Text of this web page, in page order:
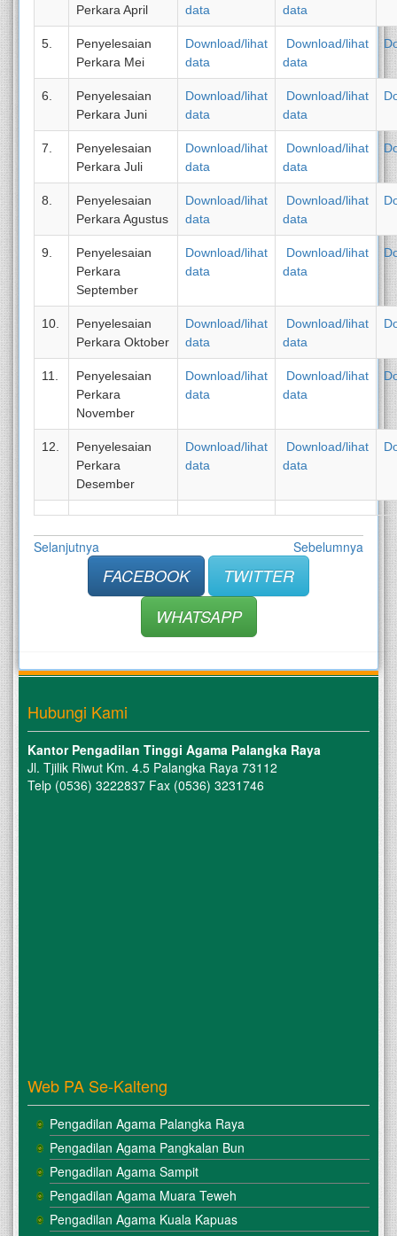
Perkara April
data
data
5.
Penyelesaian
Perkara Mei
Download/lihat
data
Download/lihat
data
6.
Penyelesaian
Perkara Juni
Download/lihat
data
Download/lihat
data
7.
Penyelesaian
Perkara Juli
Download/lihat
data
Download/lihat
data
8.
Penyelesaian
Perkara Agustus
Download/lihat
data
Download/lihat
data
9.
Penyelesaian
Perkara
September
Download/lihat
data
Download/lihat
data
10.
Penyelesaian
Perkara Oktober
Download/lihat
data
Download/lihat
data
11.
Penyelesaian
Perkara
November
Download/lihat
data
Download/lihat
data
12.
Penyelesaian
Perkara
Desember
Download/lihat
data
Download/lihat
data
Selanjutnya Sebelumnya
FACEBOOK
TWITTER
WHATSAPP
Hubungi Kami
Kantor Pengadilan Tinggi Agama Palangka Raya
Jl. Tjilik Riwut Km. 4.5 Palangka Raya 73112
Telp (0536) 3222837 Fax (0536) 3231746
Web PA Se-Kalteng
Pengadilan Agama Palangka Raya
Pengadilan Agama Pangkalan Bun
Pengadilan Agama Sampit
Pengadilan Agama Muara Teweh
Pengadilan Agama Kuala Kapuas